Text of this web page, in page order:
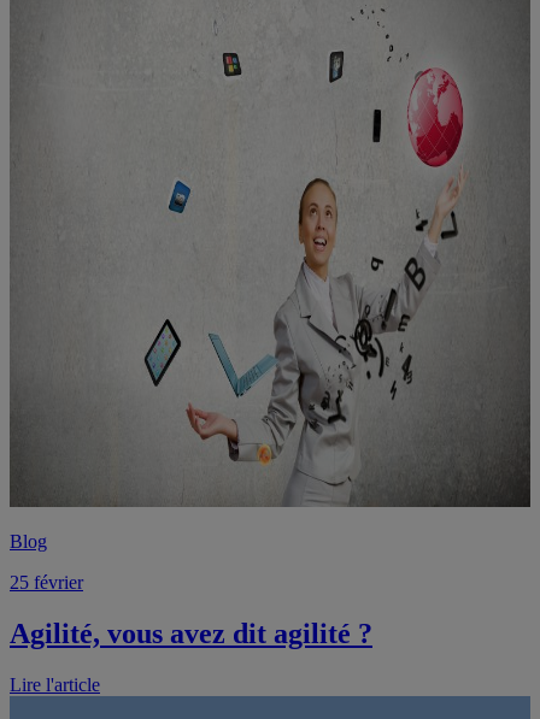
Blog
25 février
Agilité, vous avez dit agilité ?
Lire l'article